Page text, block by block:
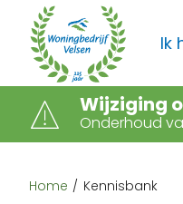
Naar hoofdinhoud
Naar
Naar zoeken
Naar de homepage
Ik
Wijziging
Onderhoud
Home Kennisbank